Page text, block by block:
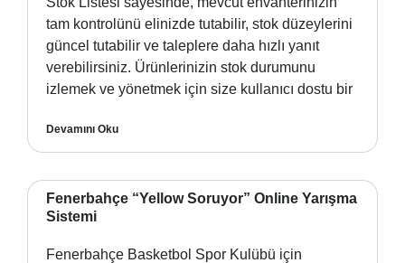
tam kontrolünü elinizde tutabilir, stok düzeylerini
güncel tutabilir ve taleplere daha hızlı yanıt
verebilirsiniz. Ürünlerinizin stok durumunu
izlemek ve yönetmek için size kullanıcı dostu bir
Devamını Oku
Fenerbahçe “Yellow Soruyor” Online Yarışma
Sistemi
Fenerbahçe Basketbol Spor Kulübü için